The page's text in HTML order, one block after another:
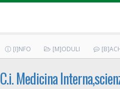
[I]NFO [M]ODULI
C.i. Medicina